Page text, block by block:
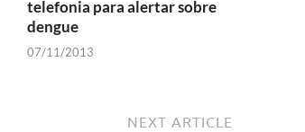
telefonia para alertar sobre
dengue
07/11/2013
NEXT ARTICLE